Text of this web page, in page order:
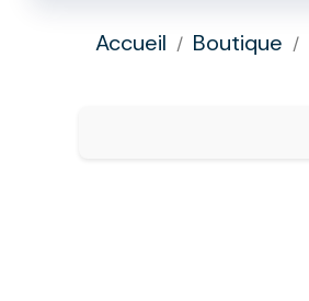
Accueil Boutique